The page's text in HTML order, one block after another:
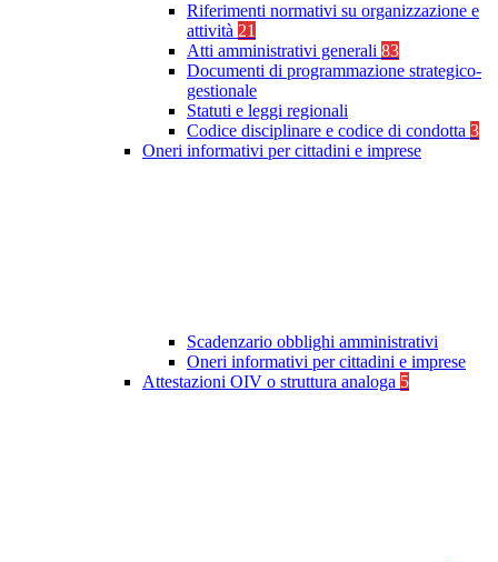
Riferimenti normativi su organizzazione e
attività 21
Atti amministrativi generali 83
Documenti di programmazione strategico-
gestionale
Statuti e leggi regionali
Codice disciplinare e codice di condotta 3
Oneri informativi per cittadini e imprese
Scadenzario obblighi amministrativi
Oneri informativi per cittadini e imprese
Attestazioni OIV o struttura analoga 5